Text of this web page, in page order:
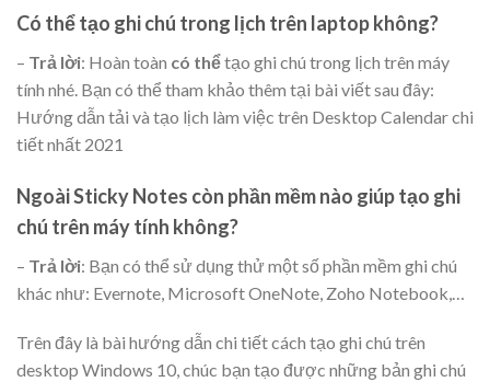
Có thể tạo ghi chú trong lịch trên laptop không?
– Trả lời: Hoàn toàn có thểtạo ghi chú trong lịch trên máy
tính nhé. Bạn có thể tham khảo thêm tại bài viết sau đây:
Hướng dẫn tải và tạo lịch làm việc trên Desktop Calendar chi
tiết nhất 2021
Ngoài Sticky Notes còn phần mềm nào giúp tạo ghi
chú trên máy tính không?
– Trả lời: Bạn có thể sử dụng thử một số phần mềm ghi chú
khác như: Evernote, Microsoft OneNote, Zoho Notebook,…
Trên đây là bài hướng dẫn chi tiết cách tạo ghi chú trên
desktop Windows 10, chúc bạn tạo được những bản ghi chú